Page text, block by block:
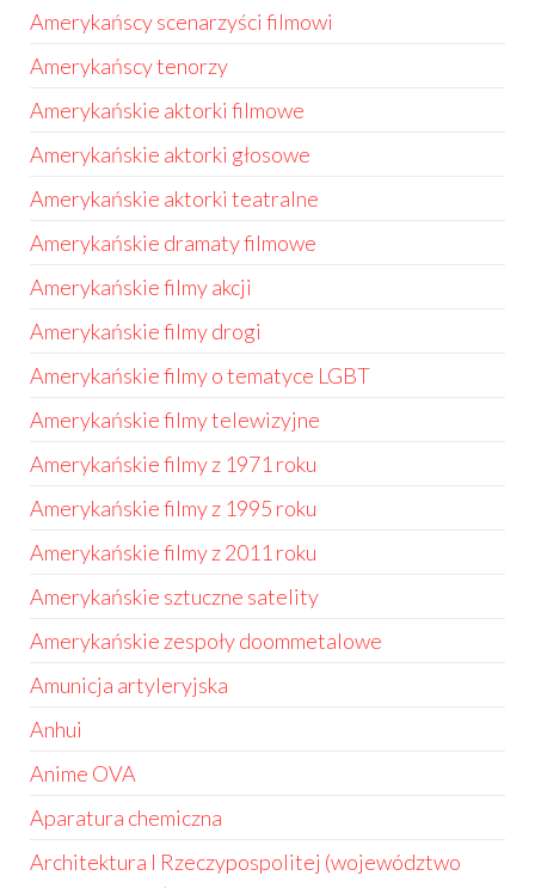
Amerykańscy scenarzyści filmowi
Amerykańscy tenorzy
Amerykańskie aktorki filmowe
Amerykańskie aktorki głosowe
Amerykańskie aktorki teatralne
Amerykańskie dramaty filmowe
Amerykańskie filmy akcji
Amerykańskie filmy drogi
Amerykańskie filmy o tematyce LGBT
Amerykańskie filmy telewizyjne
Amerykańskie filmy z 1971 roku
Amerykańskie filmy z 1995 roku
Amerykańskie filmy z 2011 roku
Amerykańskie sztuczne satelity
Amerykańskie zespoły doommetalowe
Amunicja artyleryjska
Anhui
Anime OVA
Aparatura chemiczna
Architektura I Rzeczypospolitej (województwo